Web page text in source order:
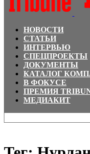
НОВОСТИ
СТАТЬИ
ИНТЕРВЬЮ
СПЕЦПРОЕКТЫ
ДОКУМЕНТЫ
КАТАЛОГ
В ФОКУСЕ
ПРЕМИЯ
МЕДИАКИТ